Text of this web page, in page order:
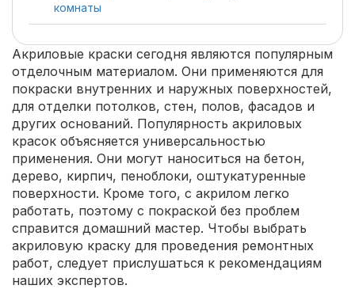
комнаты
Акриловые краски сегодня являются популярным
отделочным материалом. Они применяются для
покраски внутренних и наружных поверхностей,
для отделки потолков, стен, полов, фасадов и
других оснований. Популярность акриловых
красок объясняется универсальностью
применения. Они могут наноситься на бетон,
дерево, кирпич, пеноблоки, оштукатуренные
поверхности. Кроме того, с акрилом легко
работать, поэтому с покраской без проблем
справится домашний мастер. Чтобы выбрать
акриловую краску для проведения ремонтных
работ, следует прислушаться к рекомендациям
наших экспертов.